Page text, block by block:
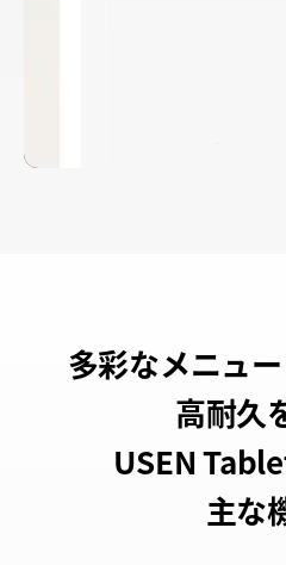
多彩なメニュ
高耐久
USEN
主な